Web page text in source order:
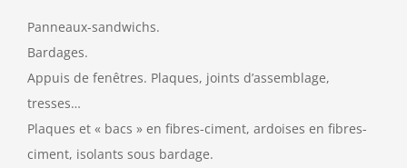
Panneaux-sandwichs.
Bardages.
Appuis de fenêtres. Plaques, joints d’assemblage,
tresses…
Plaques et « bacs » en fibres-ciment, ardoises en fibres-
ciment, isolants sous bardage.